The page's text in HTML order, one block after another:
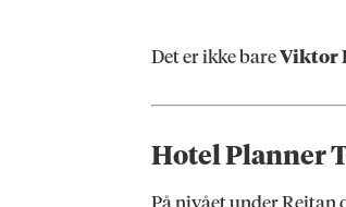
Det er ikke bareViktor
Hotel Planner
På nivået under Reitan